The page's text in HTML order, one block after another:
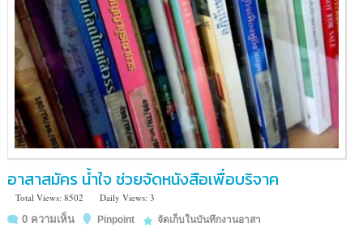
อาสาสมัคร น้ำใจ ช่วยจัดหนังสือเพื่อบริจาค
Total Views: 8502
Daily Views: 3
0 ความเห็น
Pinpoint จัดเก็บในบันทึกงานอาสา